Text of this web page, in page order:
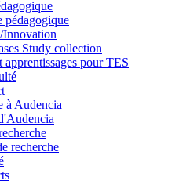
pédagogique
Innovation
Study collection
apprentissages pour TES
à Audencia
recherche